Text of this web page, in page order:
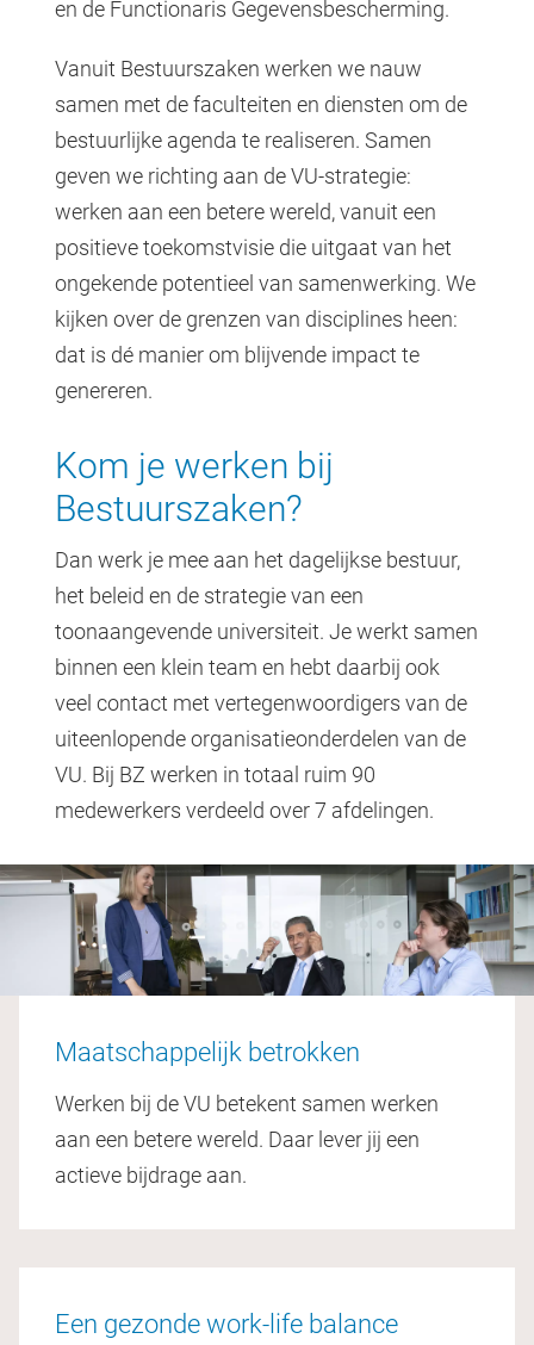
en de Functionaris Gegevensbescherming.
Vanuit Bestuurszaken werken we nauw
samen met de faculteiten en diensten om de
bestuurlijke agenda te realiseren. Samen
geven we richting aan de VU-strategie:
werken aan een betere wereld, vanuit een
positieve toekomstvisie die uitgaat van het
ongekende potentieel van samenwerking. We
kijken over de grenzen van disciplines heen:
dat is dé manier om blijvende impact te
genereren.
Kom je werken bij
Bestuurszaken?
Dan werk je mee aan het dagelijkse bestuur,
het beleid en de strategie van een
toonaangevende universiteit. Je werkt samen
binnen een klein team en hebt daarbij ook
veel contact met vertegenwoordigers van de
uiteenlopende organisatieonderdelen van de
VU. Bij BZ werken in totaal ruim 90
medewerkers verdeeld over 7 afdelingen.
Maatschappelijk betrokken
Werken bij de VU betekent samen werken
aan een betere wereld. Daar lever jij een
actieve bijdrage aan.
Een gezonde work-life balance